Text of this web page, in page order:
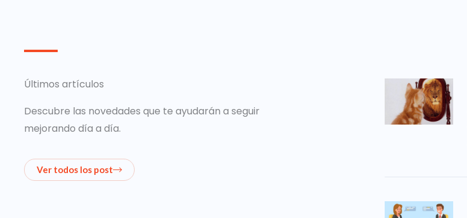
Últimos artículos
Descubre las novedades que te ayudarán a seguir
mejorando día a día.
Ver todos los post